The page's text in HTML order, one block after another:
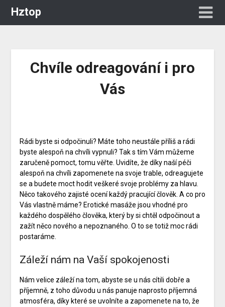
Hztop
Chvíle odreagování i pro
Vás
Rádi byste si odpočinuli? Máte toho neustále příliš a rádi
byste alespoň na chvíli vypnuli? Tak s tím Vám můžeme
zaručeně pomoct, tomu věřte. Uvidíte, že díky naší péči
alespoň na chvíli zapomenete na svoje trable, odreagujete
se a budete moct hodit veškeré svoje problémy za hlavu.
Něco takového zajisté ocení každý pracující člověk. A co pro
Vás vlastně máme? Erotické masáže jsou vhodné pro
každého dospělého člověka, který by si chtěl odpočinout a
zažít něco nového a nepoznaného. O to se totiž moc rádi
postaráme.
Záleží nám na Vaší spokojenosti
Nám velice záleží na tom, abyste se u nás cítili dobře a
příjemně, z toho důvodu u nás panuje naprosto příjemná
atmosféra, díky které se uvolníte a zapomenete na to, že